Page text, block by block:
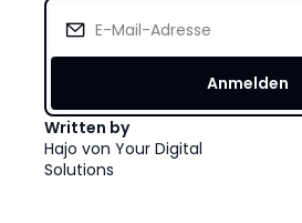
Anmelden
Written by
Hajo von Your Digital
Solutions